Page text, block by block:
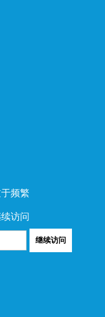
频繁
访问
继续访问